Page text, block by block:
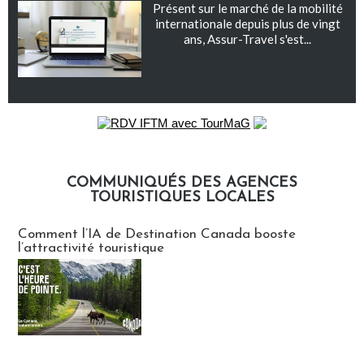
Présent sur le marché de la mobilité
internationale depuis plus de vingt
ans, Assur-Travel s'est...
COMMUNIQUÉS DES AGENCES
TOURISTIQUES LOCALES
Comment l’IA de Destination Canada booste
l’attractivité touristique